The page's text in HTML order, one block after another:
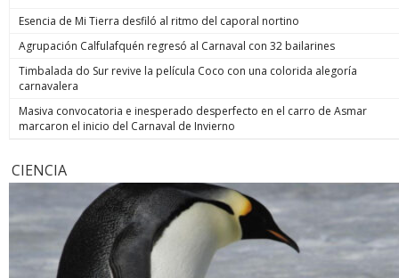
Esencia de Mi Tierra desfiló al ritmo del caporal nortino
Agrupación Calfulafquén regresó al Carnaval con 32 bailarines
Timbalada do Sur revive la película Coco con una colorida alegoría
carnavalera
Masiva convocatoria e inesperado desperfecto en el carro de Asmar
marcaron el inicio del Carnaval de Invierno
CIENCIA